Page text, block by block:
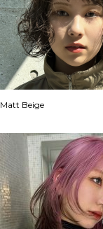
Matt Beige